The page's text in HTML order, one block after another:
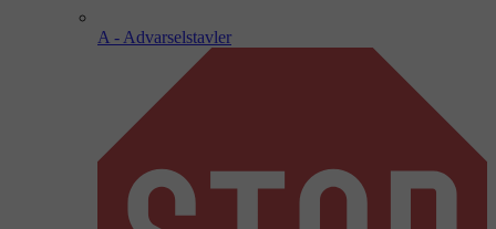
A - Advarselstavler